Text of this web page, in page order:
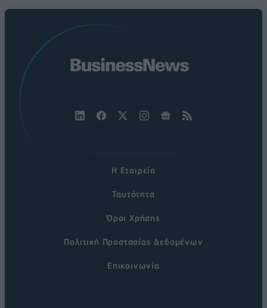
Η Εταιρεία
Ταυτότητα
Όροι Χρήσης
Πολιτική Προστασίας Δεδομένων
Επικοινωνία